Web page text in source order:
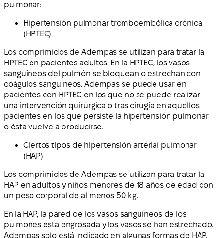
pulmonar:
Hipertensión pulmonar tromboembólica crónica
(HPTEC)
Los comprimidos de Adempas se utilizan para tratar la
HPTEC en pacientes adultos. En la HPTEC, los vasos
sanguíneos del pulmón se bloquean o estrechan con
coágulos sanguíneos. Adempas se puede usar en
pacientes con HPTEC en los que no se puede realizar
una intervención quirúrgica o tras cirugía en aquellos
pacientes en los que persiste la hipertensión pulmonar
o ésta vuelve a producirse.
Ciertos tipos de hipertensión arterial pulmonar
(HAP)
Los comprimidos de Adempas se utilizan para tratar la
HAP en adultos y niños menores de 18 años de edad con
un peso corporal de al menos 50 kg.
En la HAP, la pared de los vasos sanguíneos de los
pulmones está engrosada y los vasos se han estrechado.
Adempas solo está indicado en algunas formas de HAP,